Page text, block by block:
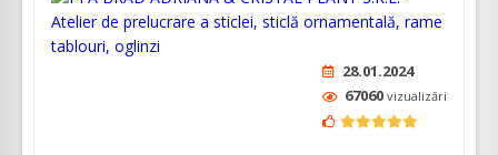
28.01.2024
67060 vizualizări